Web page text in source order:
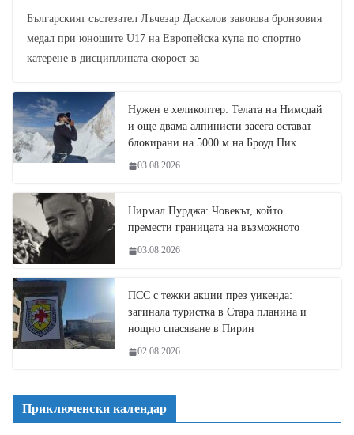
Българският състезател Лъчезар Даскалов завоюва бронзовия
медал при юношите U17 на Европейска купа по спортно
катерене в дисциплината скорост за
Нужен е хеликоптер: Телата на Нимсдай
и още двама алпинисти засега остават
блокирани на 5000 м на Броуд Пик
03.08.2026
Нирмал Пурджа: Човекът, който
премести границата на възможното
03.08.2026
ПСС с тежки акции през уикенда:
загинала туристка в Стара планина и
нощно спасяване в Пирин
02.08.2026
Приключенски календар